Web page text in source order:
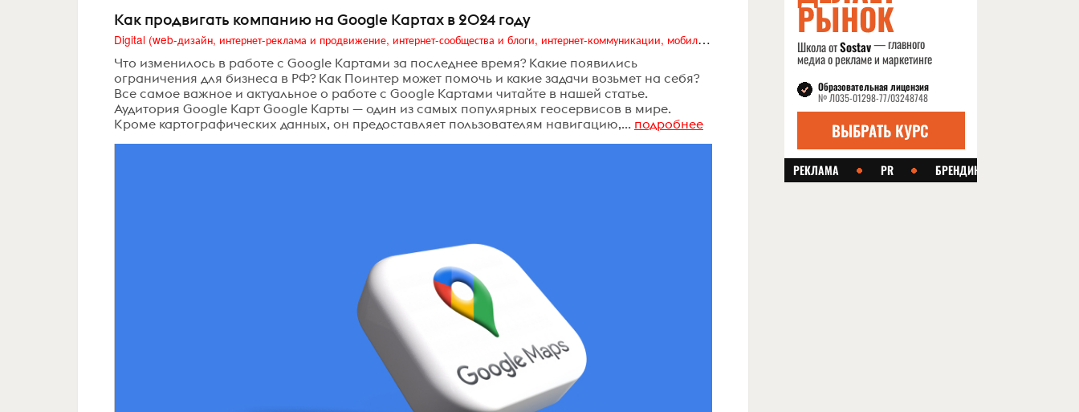
Как продвигать компанию на Google Картах в 2024 году
Digital (web-дизайн, интернет-реклама и продвижение, интернет-сообщества и блоги, интернет-коммуникации, мобильный маркетинг, реклама на цифровых экранах)
Что изменилось в работе с Google Картами за последнее время? Какие появились
ограничения для бизнеса в РФ? Как Поинтер может помочь и какие задачи возьмет на себя?
Все самое важное и актуальное о работе с Google Картами читайте в нашей статье.
Аудитория Google Карт Google Карты — один из самых популярных геосервисов в мире.
Кроме картографических данных, он предоставляет пользователям навигацию,... подробнее